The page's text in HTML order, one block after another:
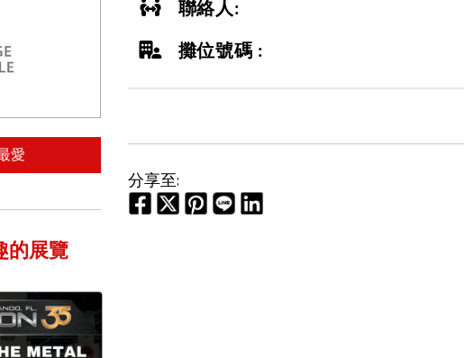
愛
的展覽
聯絡人:
攤位號碼 :
分享至: